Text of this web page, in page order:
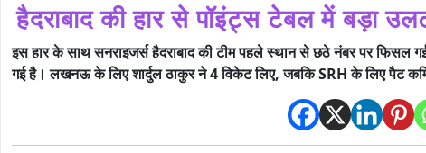
हैदराबाद की हार से पॉइंट्स टेबल में बड़ा
इस हार के साथ सनराइजर्स हैदराबाद की टीम पहले स्थान से छठे नंबर पर
गई है। लखनऊ के लिए शार्दुल ठाकुर ने 4 विकेट लिए, जबकि SRH के लिए पैट